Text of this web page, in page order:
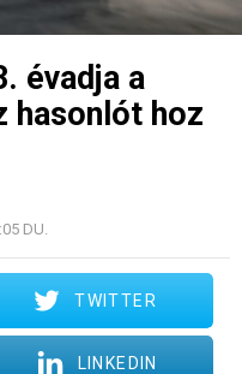
évadja a
hasonlót hoz
DU.
TWITTER
LINKEDIN